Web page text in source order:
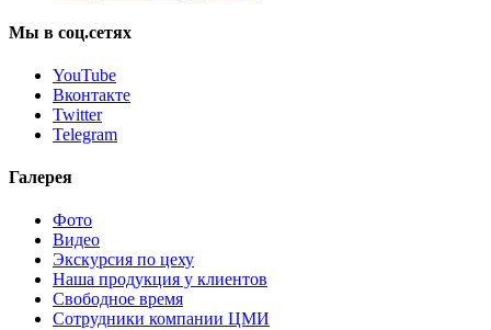
Мы в соц.сетях
YouTube
Вконтакте
Twitter
Telegram
Галерея
Фото
Видео
Экскурсия по цеху
Наша продукция у клиентов
Свободное время
Сотрудники компании ЦМИ